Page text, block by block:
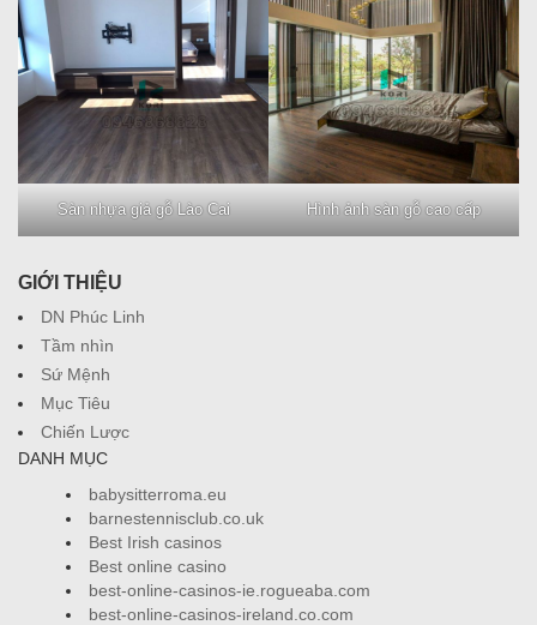
Sàn nhựa giả gỗ Lào Cai Hình ảnh sàn gỗ cao cấp
GIỚI THIỆU
DN Phúc Linh
Tầm nhìn
Sứ Mệnh
Mục Tiêu
Chiến Lược
DANH MỤC
babysitterroma.eu
barnestennisclub.co.uk
Best Irish casinos
Best online casino
best-online-casinos-ie.rogueaba.com
best-online-casinos-ireland.co.com